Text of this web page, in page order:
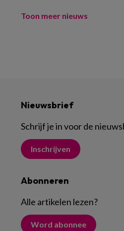
Toon meer nieuws
Nieuwsbrief
Schrijf je in voor de
Inschrijven
Abonneren
Alle artikelen lezen?
Word abonnee